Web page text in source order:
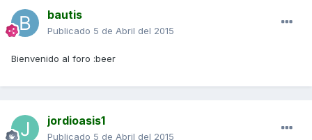
bautis
Publicado 5 de Abril del 2015
Bienvenido al foro :beer
jordioasis1
Publicado 5 de Abril del 2015